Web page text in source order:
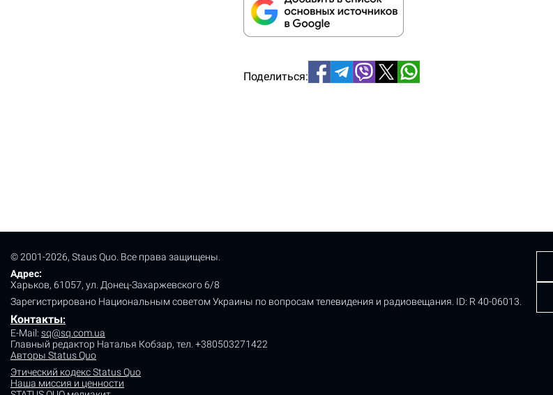
Поделиться:
© 2001-2026, Staus Quo. Все права защищены.
Адрес:
Харьков, 61057, ул. Донец-Захаржевского 6/8
Зарегистрировано Национальным советом Украины по вопросам телевидения и радиовещания. ID: R 40-06013.
Контакты:
E-Mail: sq@sq.com.ua
Главный редактор Наталья Кобзар, тел. +380503271422
Авторы Status Quo
Этический кодекс Status Quo
Наша миссия и ценности